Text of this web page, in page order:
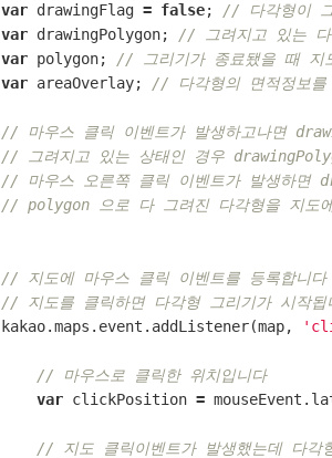
var drawingFlag = false;
// 다각형이
var drawingPolygon;
// 그려지고 있는 다
var polygon;
// 그리기가 종료됐을 때 지
var areaOverlay; // 다각형의 면적정보를
// 마우스 클릭 이벤트가 발생하고나면
// 그려지고 있는 상태인 경우
// 마우스 오른쪽 클릭 이벤트가 발생하면
// polygon 으로 다 그려진 다각형을 지도
// 지도에 마우스 클릭 이벤트를 등록합니다
// 지도를 클릭하면 다각형 그리기가 시작
kakao.maps . event . addListener(map,
// 마우스로 클릭한 위치입니다
var clickPosition = mouseEvent .
// 지도 클릭이벤트가 발생했는데 다각